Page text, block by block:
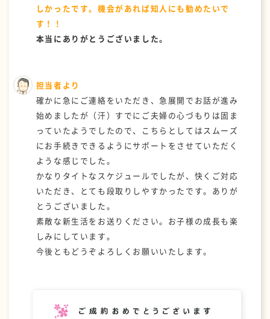
しかったです。機会があれば知人にも勧めたいで
す！！
本当にありがとうございました。
担当者より
確かに急にご連絡をいただき、急展開でお話が進み
始めましたが（汗）すでにご夫婦の心づもりは固ま
っていたようでしたので、こちらとしてはスムーズ
にお手続きできるようにサポートをさせていただく
ような感じでした。
かなりタイトなスケジュールでしたが、快くご対応
いただき、とても段取りしやすかったです。ありが
とうございました。
素敵な新生活をお送りください。お子様の成長も楽
しみにしています。
今後ともどうぞよろしくお願いいたします。